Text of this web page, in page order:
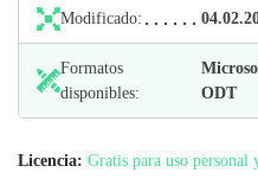
Modificado:
Formatos
disponibles:
ODT
Licencia: Gratis para uso personal